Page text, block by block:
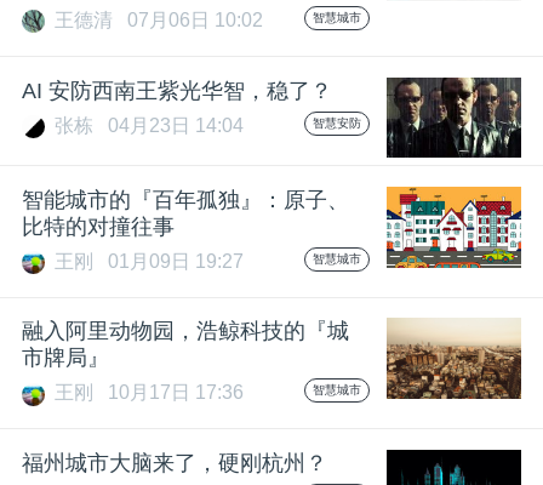
王德清 07月06日 10:02 智慧城市
AI 安防西南王紫光华智，稳了？
张栋 04月23日 14:04 智慧安防
智能城市的『百年孤独』：原子、
比特的对撞往事
王刚 01月09日 19:27 智慧城市
融入阿里动物园，浩鲸科技的『城
市牌局』
王刚 10月17日 17:36 智慧城市
福州城市大脑来了，硬刚杭州？